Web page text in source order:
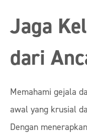
Jaga
dari
Memahami gejala
awal yang krusial
Dengan